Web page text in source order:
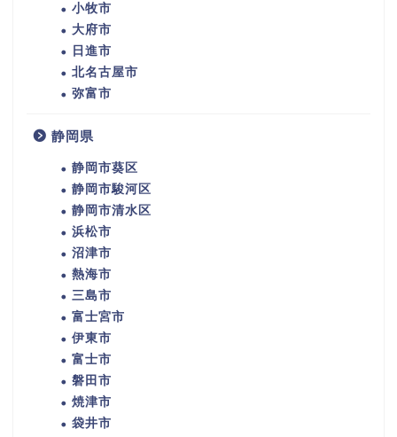
小牧市
大府市
日進市
北名古屋市
弥富市
静岡県
静岡市葵区
静岡市駿河区
静岡市清水区
浜松市
沼津市
熱海市
三島市
富士宮市
伊東市
富士市
磐田市
焼津市
袋井市